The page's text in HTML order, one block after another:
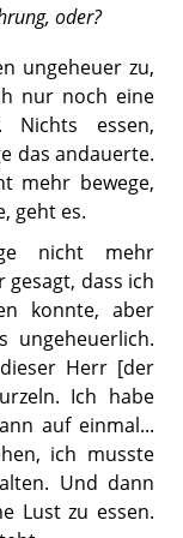
oder?
ungeheuer zu,
nur noch eine
Nichts essen,
das andauerte.
mehr bewege,
geht es.
nicht mehr
dass ich
konnte, aber
ungeheuerlich.
Herr [der
Ich habe
auf einmal...
ich musste
Und dann
Lust zu essen.